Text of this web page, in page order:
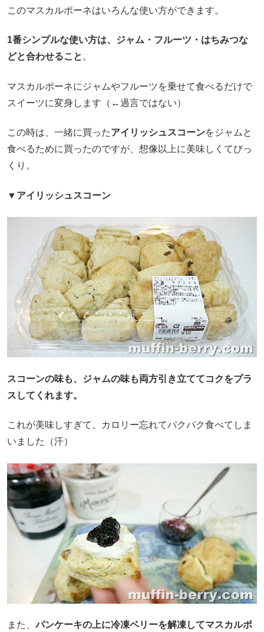
このマスカルポーネはいろんな使い方ができます。
1番シンプルな使い方は、ジャム・フルーツ・はちみつな
どと合わせること 。
マスカルポーネにジャムやフルーツを乗せて食べるだけで
スイーツに変身します（←過言ではない）
この時は、一緒に買ったアイリッシュスコーンをジャムと
食べるために買ったのですが、想像以上に美味しくてびっ
くり。
▼アイリッシュスコーン
スコーンの味も、ジャムの味も両方引き立ててコクをプラ
スしてくれます。
これが美味しすぎて、カロリー忘れてパクパク食べてしま
いました（汗）
また、パンケーキの上に冷凍ベリーを解凍してマスカルポ